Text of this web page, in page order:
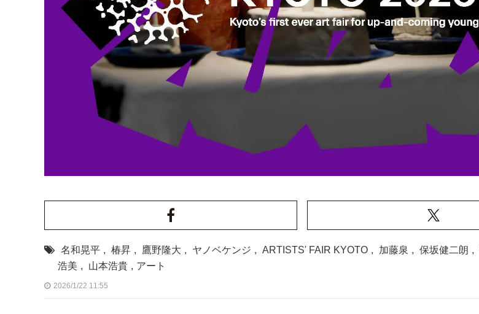
名和晃平 , 椿昇 , 鷹野隆大 , ヤノベケンジ , ARTISTS' FAIR KYOTO , 加藤泉 , 保坂健二朗 ,
浩美 , 山本浩貴 , アート
2026/1/22 11:55